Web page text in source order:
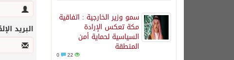
سمو وزير الخارجية : اتفاقية
مكة تعكس الإرادة
السياسية لحماية أمن
المنطقة
22
البريد